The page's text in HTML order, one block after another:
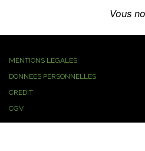
Une
NOUS